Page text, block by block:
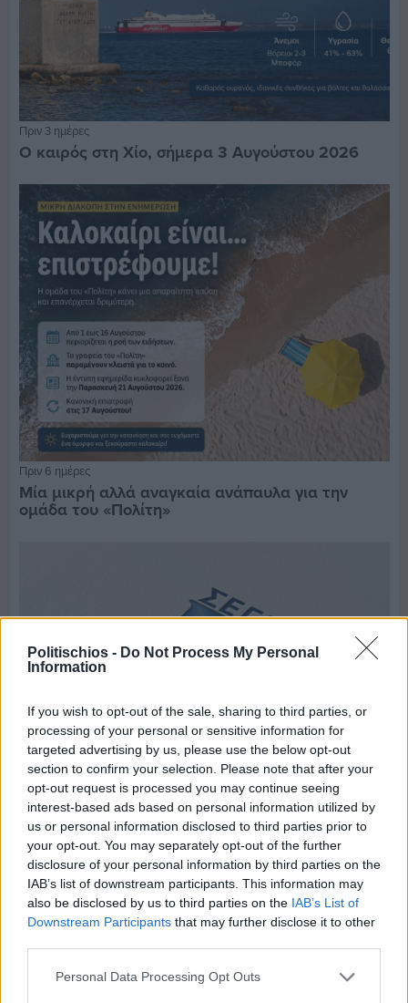
Politischios - Do Not Process My Personal
Information
If you wish to opt-out of the sale, sharing to third parties, or
processing of your personal or sensitive information for
targeted advertising by us, please use the below opt-out
section to confirm your selection. Please note that after your
opt-out request is processed you may continue seeing
interest-based ads based on personal information utilized by
us or personal information disclosed to third parties prior to
your opt-out. You may separately opt-out of the further
disclosure of your personal information by third parties on the
IAB’s list of downstream participants. This information may
also be disclosed by us to third parties on the IAB’s List of
Downstream Participants that may further disclose it to other
Personal Data Processing Opt Outs
Πριν 3 ημέρες
Ο καιρός στη Χίο, σήμερα 3 Αυγούστου 2026
Πριν 6 ημέρες
Μία μικρή αλλά αναγκαία ανάπαυλα για την
ομάδα του «Πολίτη»
Πριν 6 ημέρες
Τρίτος στη σφαιροβολία στη διεθνή συνάντηση
Ελλάδας–Κύπρου Κ18 ο Δημήτρης Τέλλιος